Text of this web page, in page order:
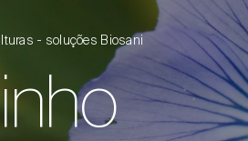
- soluções Biosani